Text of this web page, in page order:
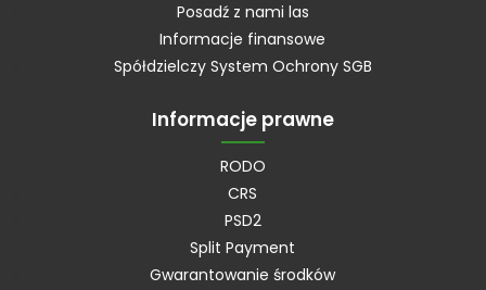
Posadź z nami las
Informacje finansowe
Spółdzielczy System Ochrony SGB
Informacje prawne
RODO
CRS
PSD2
Split Payment
Gwarantowanie środków